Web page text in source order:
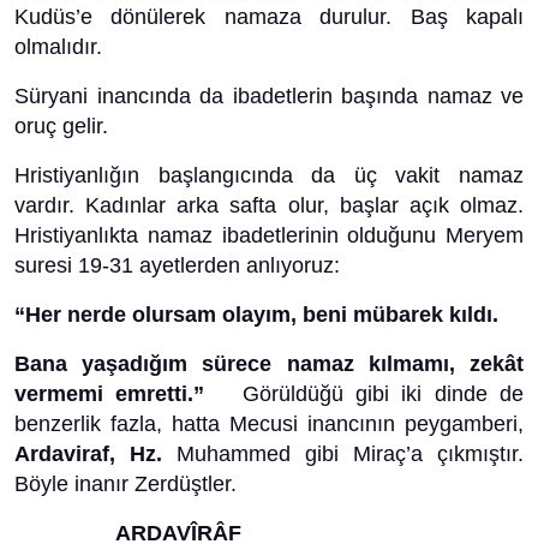
Kudüs’e dönülerek namaza durulur. Baş kapalı
olmalıdır.
Süryani inancında da ibadetlerin başında namaz ve
oruç gelir.
Hristiyanlığın başlangıcında da üç vakit namaz
vardır. Kadınlar arka safta olur, başlar açık olmaz.
Hristiyanlıkta namaz ibadetlerinin olduğunu Meryem
suresi 19-31 ayetlerden anlıyoruz:
“Her nerde olursam olayım, beni mübarek kıldı.
Bana yaşadığım sürece namaz kılmamı, zekât
vermemi emretti.” Görüldüğü gibi iki dinde de
benzerlik fazla, hatta Mecusi inancının peygamberi,
Ardaviraf, Hz. Muhammed gibi Miraç’a çıkmıştır.
Böyle inanır Zerdüştler.
ARDAVÎRÂF